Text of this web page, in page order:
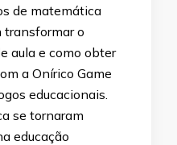
de matemática
transformar o
aula e como obter
a Onírico Game
educacionais.
se tornaram
educação